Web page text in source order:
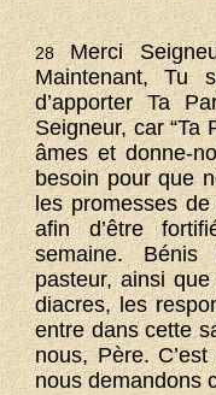
28Merci
Maintenant, Tu
d’apporter Ta
Seigneur, car “Ta
âmes et donne-
besoin pour que
les promesses
afin d’être
semaine.
pasteur, ainsi
diacres, les
entre dans cette
nous, Père.
nous demandons